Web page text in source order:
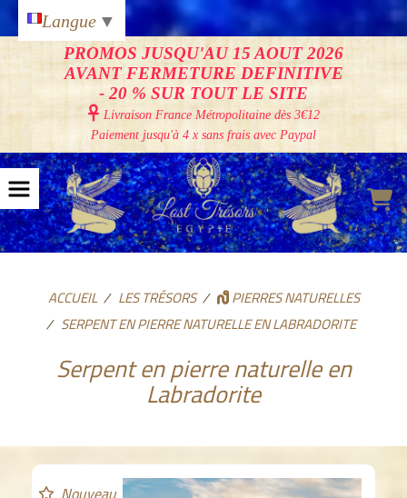
PROMOS JUSQU'AU 15 AOUT 2026
AVANT FERMETURE DEFINITIVE
- 20 % SUR TOUT LE SITE
 Livraison France Métropolitainedès 3€12
Paiement jusqu'à 4 x sans frais avec Paypal
ACCUEIL LES TRÉSORS
PIERRES NATURELLES
SERPENT EN PIERRE NATURELLE EN LABRADORITE
Serpent en pierre naturelle en
Labradorite
Langue ▼
Panneau de gestion des cookies